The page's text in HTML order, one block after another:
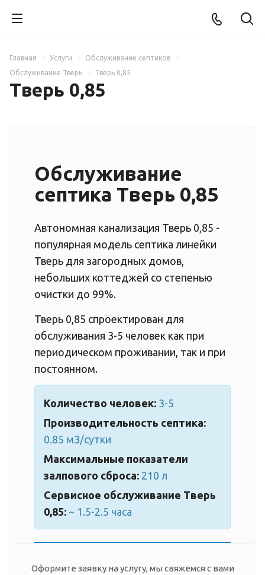
Главная Услуги
Обслуживание септиков
Обслуживание Тверь
Тверь 0,85
Тверь 0,85
Обслуживание
септика Тверь 0,85
Автономная канализация Тверь 0,85 -
популярная модель септика линейки
Тверь для загородных домов,
небольших коттеджей со степенью
очистки до 99%.
Тверь 0,85 спроектирован для
обслуживания 3-5 человек как при
периодическом проживании, так и при
постоянном.
Количество человек: 3-5
Производительность септика:
0.85 м3/сутки
Максимальные показатели
залпового сброса: 210 л
Сервисное обслуживание Тверь
0,85: ~ 1.5-2.5 часа
Оформите заявку на услугу, мы свяжемся с вами